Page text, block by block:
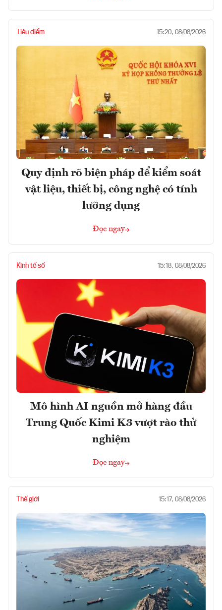
Tiêu điểm 15:20, 08/08/2026
Quy định rõ biện pháp để kiểm soát
vật liệu, thiết bị, công nghệ có tính
lưỡng dụng
Đọc ngay
Kinh tế số 15:18, 08/08/2026
Mô hình AI nguồn mở hàng đầu
Trung Quốc Kimi K3 vượt rào thử
nghiệm
Đọc ngay
Thế giới 15:17, 08/08/2026